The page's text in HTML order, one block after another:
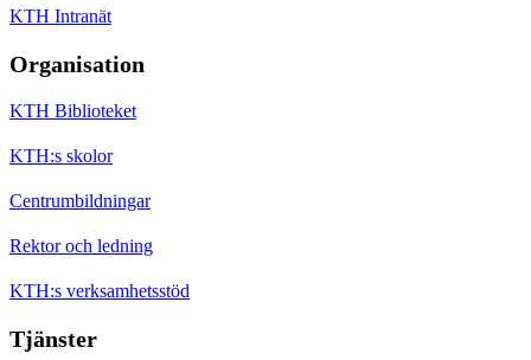
KTH Intranät
Organisation
KTH Biblioteket
KTH:s skolor
Centrumbildningar
Rektor och ledning
KTH:s verksamhetsstöd
Tjänster